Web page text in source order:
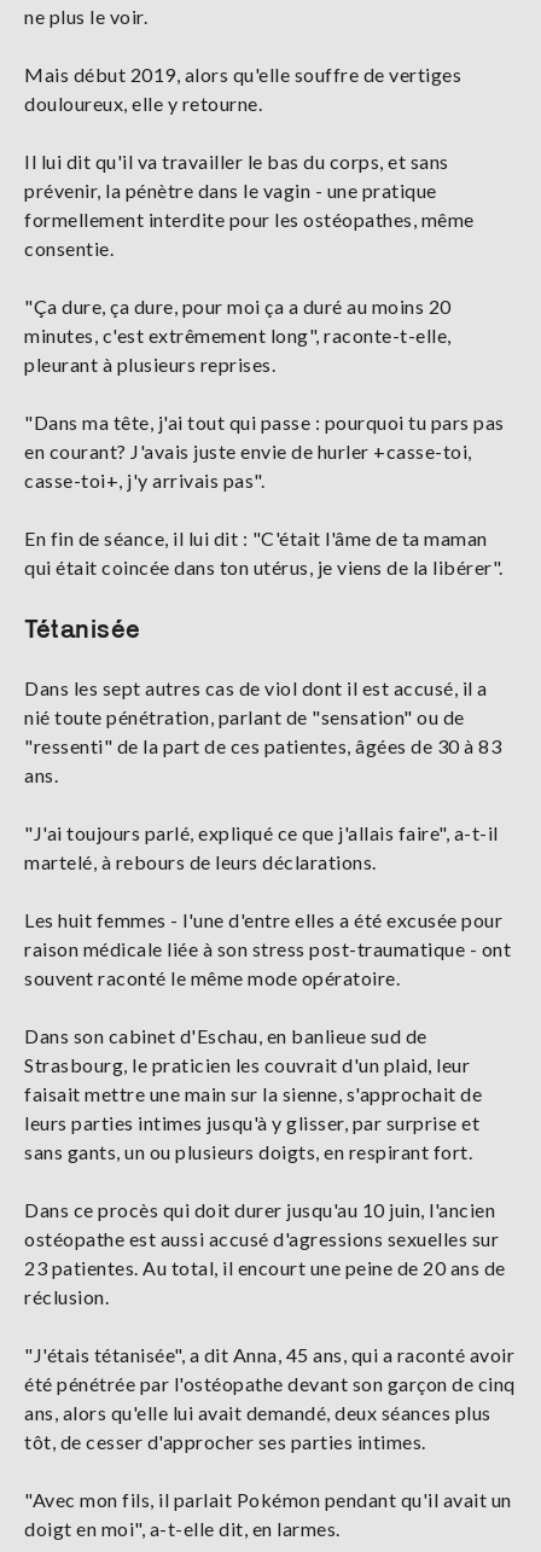
ne plus le voir.
Mais début 2019, alors qu'elle souffre de vertiges
douloureux, elle y retourne.
Il lui dit qu'il va travailler le bas du corps, et sans
prévenir, la pénètre dans le vagin - une pratique
formellement interdite pour les ostéopathes, même
consentie.
"Ça dure, ça dure, pour moi ça a duré au moins 20
minutes, c'est extrêmement long", raconte-t-elle,
pleurant à plusieurs reprises.
"Dans ma tête, j'ai tout qui passe : pourquoi tu pars pas
en courant? J'avais juste envie de hurler +casse-toi,
casse-toi+, j'y arrivais pas".
En fin de séance, il lui dit : "C'était l'âme de ta maman
qui était coincée dans ton utérus, je viens de la libérer".
Tétanisée
Dans les sept autres cas de viol dont il est accusé, il a
nié toute pénétration, parlant de "sensation" ou de
"ressenti" de la part de ces patientes, âgées de 30 à 83
ans.
"J'ai toujours parlé, expliqué ce que j'allais faire", a-t-il
martelé, à rebours de leurs déclarations.
Les huit femmes - l'une d'entre elles a été excusée pour
raison médicale liée à son stress post-traumatique - ont
souvent raconté le même mode opératoire.
Dans son cabinet d'Eschau, en banlieue sud de
Strasbourg, le praticien les couvrait d'un plaid, leur
faisait mettre une main sur la sienne, s'approchait de
leurs parties intimes jusqu'à y glisser, par surprise et
sans gants, un ou plusieurs doigts, en respirant fort.
Dans ce procès qui doit durer jusqu'au 10 juin, l'ancien
ostéopathe est aussi accusé d'agressions sexuelles sur
23 patientes. Au total, il encourt une peine de 20 ans de
réclusion.
"J'étais tétanisée", a dit Anna, 45 ans, qui a raconté avoir
été pénétrée par l'ostéopathe devant son garçon de cinq
ans, alors qu'elle lui avait demandé, deux séances plus
tôt, de cesser d'approcher ses parties intimes.
"Avec mon fils, il parlait Pokémon pendant qu'il avait un
doigt en moi", a-t-elle dit, en larmes.